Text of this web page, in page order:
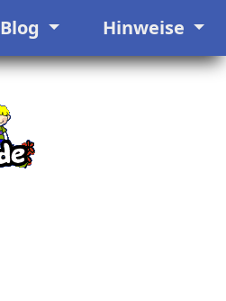
Blog Hinweise